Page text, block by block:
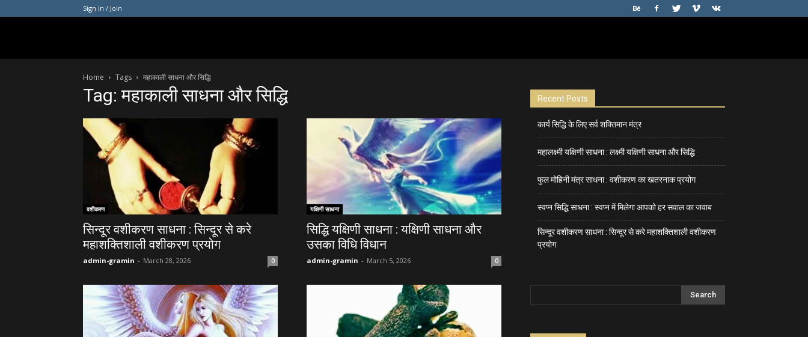
Sign in / Join
Home Tags महाकाली साधना और सिद्धि
Tag: महाकाली साधना और सिद्धि
वशीकरण
सिन्दूर वशीकरण साधना : सिन्दूर से करे
महाशक्तिशाली वशीकरण प्रयोग
admin-gramin - March 28, 2026 0
यक्षिणी साधना
सिद्धि यक्षिणी साधना : यक्षिणी साधना और
उसका विधि विधान
admin-gramin - March 5, 2026 0
Recent Posts
कार्य सिद्धि के लिए सर्व शक्तिमान मंत्र
महालक्ष्मी यक्षिणी साधना : लक्ष्मी यक्षिणी साधना और सिद्धि
फुल मोहिनी मंत्र साधना : वशीकरण का खतरनाक प्रयोग
स्वप्न सिद्धि साधना : स्वप्न में मिलेगा आपको हर सवाल का जवाब
सिन्दूर वशीकरण साधना : सिन्दूर से करे महाशक्तिशाली वशीकरण
प्रयोग